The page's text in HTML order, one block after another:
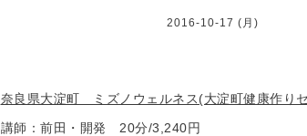
2016-10-17 (月)
奈良県大淀町 ミズノウェルネス(大淀町健康作り
講師：前田・開発 20分/3,240円